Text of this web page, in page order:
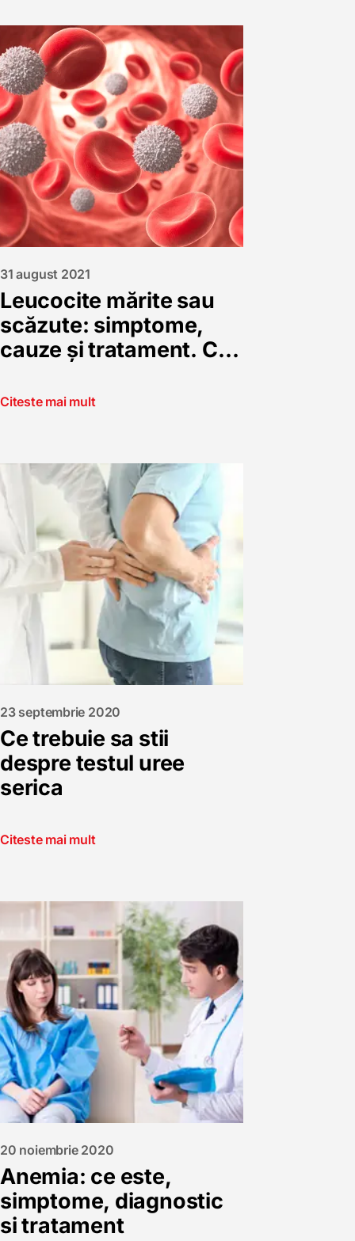
31 august 2021
Leucocite mărite sau
scăzute: simptome,
cauze și tratament. Ce
când sunt un semnal
Citeste mai mult
23 septembrie 2020
Ce trebuie sa stii
despre testul uree
serica
Citeste mai mult
20 noiembrie 2020
Anemia: ce este,
simptome, diagnostic
si tratament